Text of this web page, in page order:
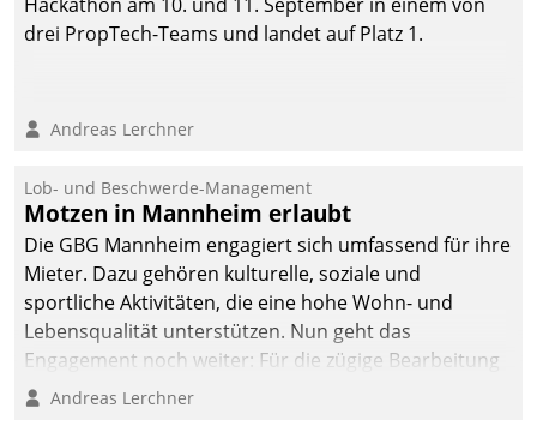
drei PropTech-Teams und landet auf Platz 1.
Andreas Lerchner
Lob- und Beschwerde-Management
Motzen in Mannheim erlaubt
Die GBG Mannheim engagiert sich umfassend für ihre
Mieter. Dazu gehören kulturelle, soziale und
sportliche Aktivitäten, die eine hohe Wohn- und
Lebensqualität unterstützen. Nun geht das
Engagement noch weiter: Für die zügige Bearbeitung
von Beschwerden – oder Lob – richtet das
Andreas Lerchner